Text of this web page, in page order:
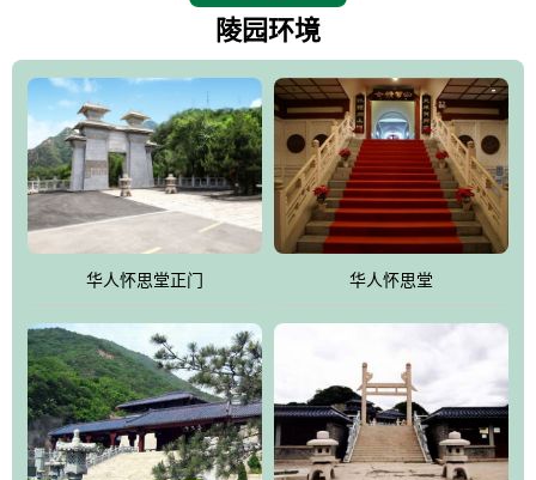
筑有：怀思堂豪华墓室、礼祭大厅、随缘阁、百家姓觅宗长廊等。
仲、无字碑、香灯等。典型的仿秦、汉建筑风格。蓝色的琉璃瓦屋
顶，朱砂红的门、窗、柱、墙，汉白玉雕刻的雄狮、华表，花岗岩
铺成的路面和台阶，洒落其间的花卉、松柏与万里长城浑然一体、
气势宏伟、古朴端庄、别具一格。怀思堂大殿入口两侧是用蜡染技
术描绘的抽象派创意绘画，大环境中的长城文化与炎黄始祖，小环
境的绘画中的河流、山川、彩云、明月，意喻着往生者与长城同
伴，与祖宗同眠，他（她）们的思想与品德与山河同在，与日月同
辉。
怀思堂作为豪华室内骨灰存放处，将干支纪年、五行相生相克、天
人合一、太极八卦、生辰八字及生肖等有机结合到历史文化中。一
厅七千个福位分十二小区，按十二地支命名。客户选位，可依据生
肖、八字、时辰亦可参考地理方位、职业、兴趣爱好等等。堂中是
陵园环境
华人怀思堂正门 华人怀思堂